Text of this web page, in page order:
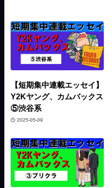
【短期集中連載エッセイ】
Y2Kヤング、カムバックス
⑤渋谷系
2025-05-09